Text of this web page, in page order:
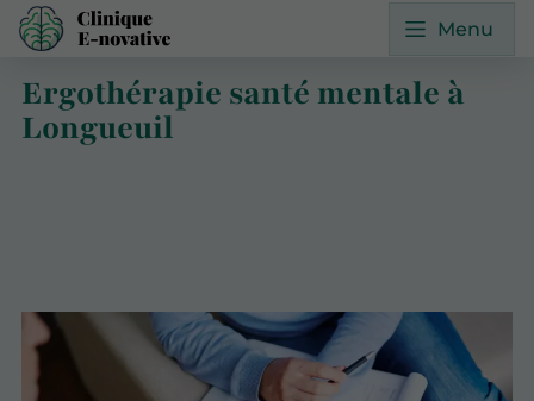
Menu
Ergothérapie santé mentale à
Longueuil